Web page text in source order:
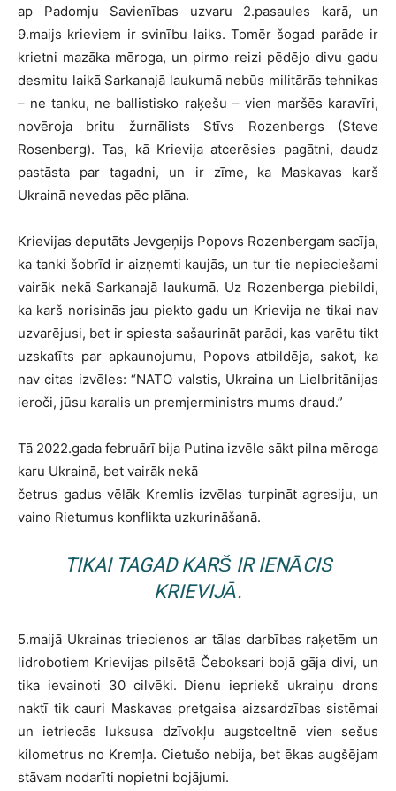
ap Padomju Savienības uzvaru 2.pasaules karā, un
9.maijs krieviem ir svinību laiks. Tomēr šogad parāde ir
krietni mazāka mēroga, un pirmo reizi pēdējo divu gadu
desmitu laikā Sarkanajā laukumā nebūs militārās tehnikas
– ne tanku, ne ballistisko raķešu – vien maršēs karavīri,
novēroja britu žurnālists Stīvs Rozenbergs (Steve
Rosenberg). Tas, kā Krievija atcerēsies pagātni, daudz
pastāsta par tagadni, un ir zīme, ka Maskavas karš
Ukrainā nevedas pēc plāna.
Krievijas deputāts Jevgeņijs Popovs Rozenbergam sacīja,
ka tanki šobrīd ir aizņemti kaujās, un tur tie nepieciešami
vairāk nekā Sarkanajā laukumā. Uz Rozenberga piebildi,
ka karš norisinās jau piekto gadu un Krievija ne tikai nav
uzvarējusi, bet ir spiesta sašaurināt parādi, kas varētu tikt
uzskatīts par apkaunojumu, Popovs atbildēja, sakot, ka
nav citas izvēles: “NATO valstis, Ukraina un Lielbritānijas
ieroči, jūsu karalis un premjerministrs mums draud.”
Tā 2022.gada februārī bija Putina izvēle sākt pilna mēroga
karu Ukrainā, bet vairāk nekā
četrus gadus vēlāk Kremlis izvēlas turpināt agresiju, un
vaino Rietumus konflikta uzkurināšanā.
TIKAI TAGAD KARŠ IR IENĀCIS
KRIEVIJĀ.
5.maijā Ukrainas triecienos ar tālas darbības raķetēm un
lidrobotiem Krievijas pilsētā Čeboksari bojā gāja divi, un
tika ievainoti 30 cilvēki. Dienu iepriekš ukraiņu drons
naktī tik cauri Maskavas pretgaisa aizsardzības sistēmai
un ietriecās luksusa dzīvokļu augstceltnē vien sešus
kilometrus no Kremļa. Cietušo nebija, bet ēkas augšējam
stāvam nodarīti nopietni bojājumi.